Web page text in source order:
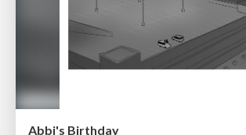
Abbi's Birthday